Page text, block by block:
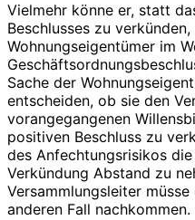
Vielmehr könne er, statt
Beschlusses zu
Wohnungseigentümer im
Sache der
entscheiden, ob sie den
vorangegangenen
positiven Beschluss zu
des Anfechtungsrisikos
Verkündung Abstand zu
Versammlungsleiter
anderen Fall nachkommen.